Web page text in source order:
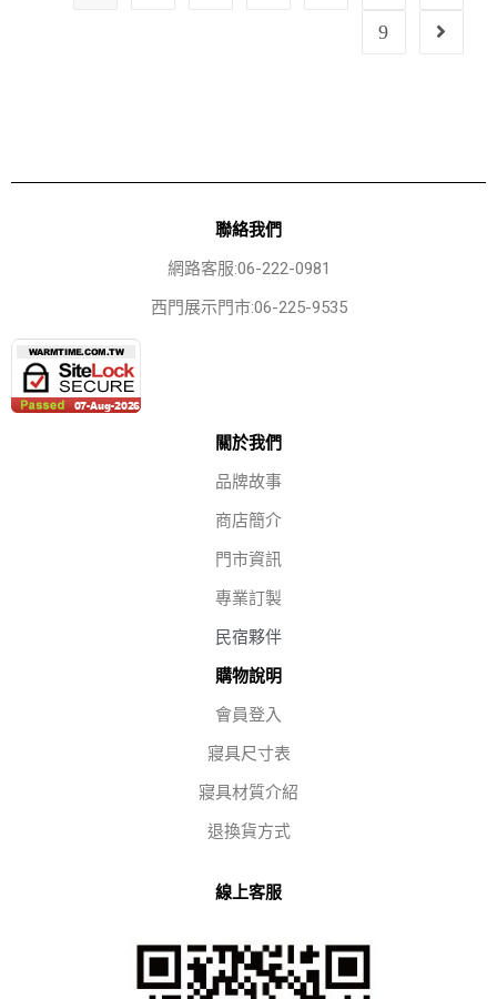
9
聯絡我們
網路客服:06-222-0981
西門展示門市:06-225-9535
關於我們
品牌故事
商店簡介
門市資訊
專業訂製
民宿夥伴
購物說明
會員登入
寢具尺寸表
寢具材質介紹
退換貨方式
線上客服